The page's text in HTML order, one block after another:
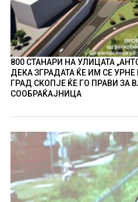
800 СТАНАРИ НА УЛИЦАТА
ДЕКА ЗГРАДАТА ЌЕ ИМ СЕ
ГРАД СКОПЈЕ ЌЕ ГО ПРАВИ ЗА
СООБРАЌАЈНИЦА